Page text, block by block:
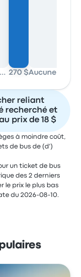
Aucune donnée 270 $
reliant
recherché et
prix de 18 $
à moindre coût,
de bus de (d')
un ticket de bus
des 2 derniers
le prix le plus bas
du 2026-08-10.